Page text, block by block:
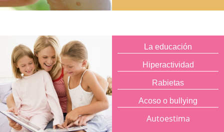
La educación
Hiperactividad
Rabietas
Acoso o bullying
Autoestima